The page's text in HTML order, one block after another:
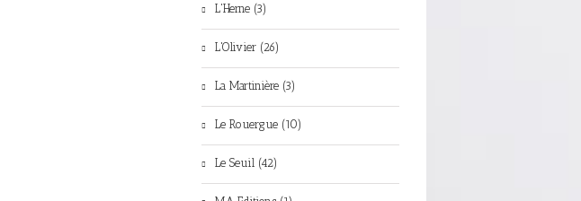
L'Herne (3)
L'Olivier (26)
La Martinière (3)
Le Rouergue (10)
Le Seuil (42)